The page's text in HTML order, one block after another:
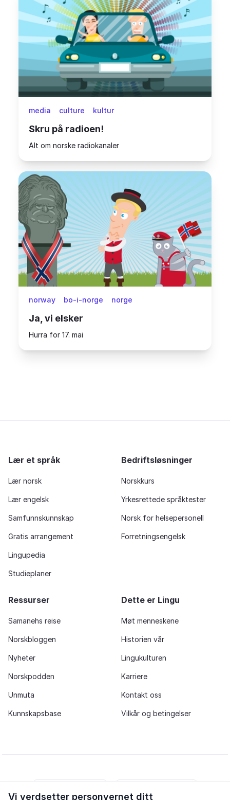
media culture kultur
Skru på radioen!
Alt om norske radiokanaler
norway bo-i-norge norge
Ja, vi elsker
Hurra for 17. mai
Vi verdsetter personvernet ditt
Lær et språk
Lær norsk
Lær engelsk
Samfunnskunnskap
Gratis arrangement
Lingupedia
Studieplaner
Bedriftsløsninger
Norskkurs
Yrkesrettede språktester
Norsk for helsepersonell
Forretningsengelsk
Ressurser
Samanehs reise
Norskbloggen
Nyheter
Norskpodden
Unmuta
Kunnskapsbase
Dette er Lingu
Møt menneskene
Historien vår
Lingukulturen
Karriere
Kontakt oss
Vilkår og betingelser
iOS app